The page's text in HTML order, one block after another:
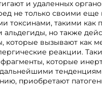
и удаленных
не только своими еще
токсинами, такими как
альдегиды, но также
которые вызывают как
реакции.
которые
приобретают